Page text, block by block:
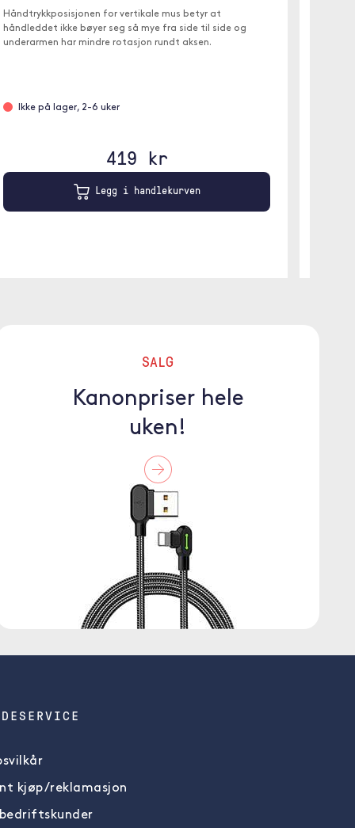
Håndtrykkposisjonen for vertikale mus betyr at
håndleddet ikke bøyer seg så mye fra side til side og
underarmen har mindre rotasjon rundt aksen.
Ikke på lager, 2-6 uker
419 kr
Legg i handlekurven
SALG
Kanonpriser hele
uken!
kjøp/reklamasjon